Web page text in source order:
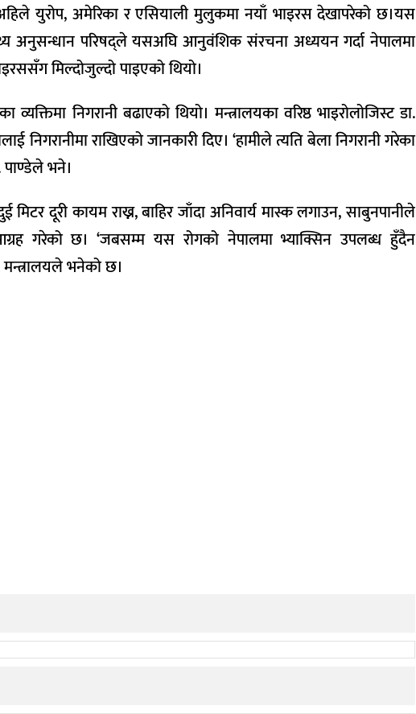
युरोप, अमेरिका र एसियाली मुलुकमा नयाँ भाइरस देखापरेको छ।यस
अनुसन्धान परिषद्ले यसअघि आनुवंशिक संरचना अध्ययन गर्दा नेपालमा
मिल्दोजुल्दो पाइएको थियो।
निगरानी बढाएको थियो। मन्त्रालयका वरिष्ठ भाइरोलोजिस्ट डा.
राखिएको जानकारी दिए। ‘हामीले त्यति बेला निगरानी गरेका
पाण्डेले भने।
दूरी कायम राख्न, बाहिर जाँदा अनिवार्य मास्क लगाउन, साबुनपानीले
गरेको छ। ‘जबसम्म यस रोगको नेपालमा भ्याक्सिन उपलब्ध हुँदैन
मन्त्रालयले भनेको छ।